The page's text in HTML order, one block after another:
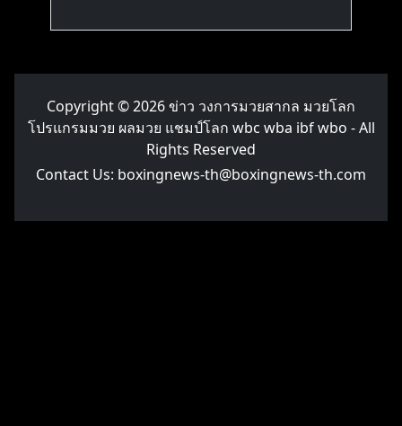
Copyright © 2026ข่าว วงการมวยสากล มวยโลก
โปรแกรมมวย ผลมวย แชมป์โลก wbc wba ibf wbo - All
Rights Reserved
Contact Us: boxingnews-th@boxingnews-th.com